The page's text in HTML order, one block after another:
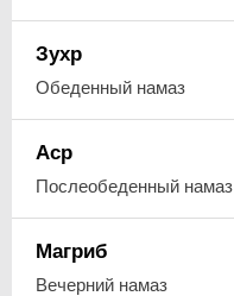
Зухр
Обеденный намаз
Аср
Послеобеденный намаз
Магриб
Вечерний намаз